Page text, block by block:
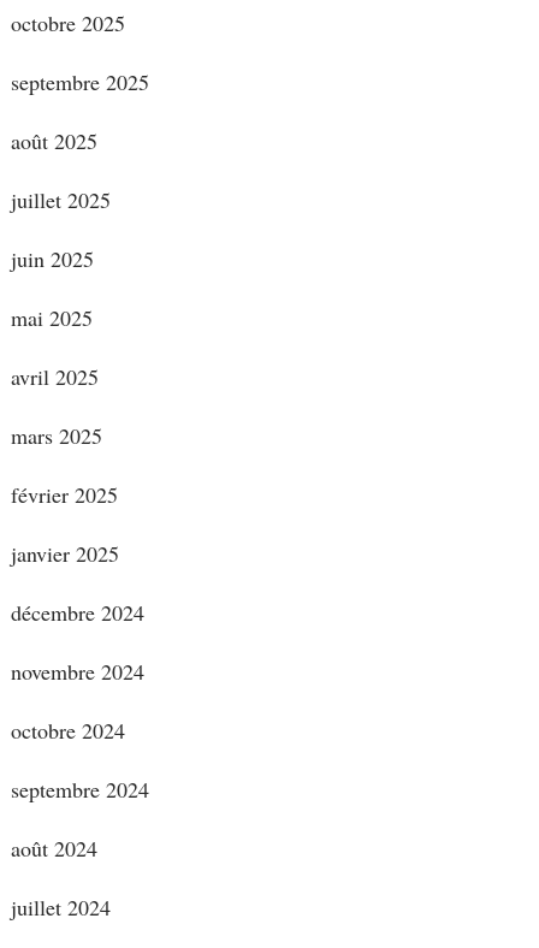
octobre 2025
septembre 2025
août 2025
juillet 2025
juin 2025
mai 2025
avril 2025
mars 2025
février 2025
janvier 2025
décembre 2024
novembre 2024
octobre 2024
septembre 2024
août 2024
juillet 2024